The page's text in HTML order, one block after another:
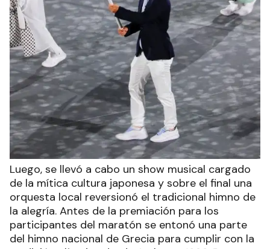
Luego, se llevó a cabo un show musical cargado
de la mítica cultura japonesa y sobre el final una
orquesta local reversionó el tradicional himno de
la alegría. Antes de la premiación para los
participantes del maratón se entonó una parte
del himno nacional de Grecia para cumplir con la